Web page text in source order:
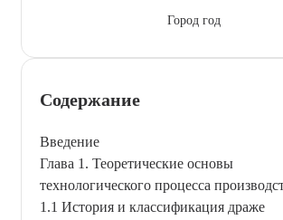
Город год
Содержание
Введение
Глава 1. Теоретические основы
технологического процесса
1.1 История и классификация драже